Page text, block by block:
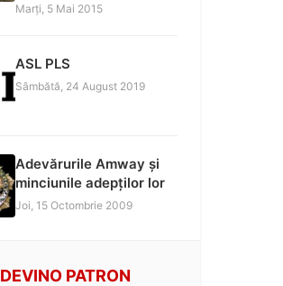
Marți, 5 Mai 2015
ASL PLS
Sâmbătă, 24 August 2019
Adevărurile Amway și
minciunile adepților lor
Joi, 15 Octombrie 2009
DEVINO PATRON